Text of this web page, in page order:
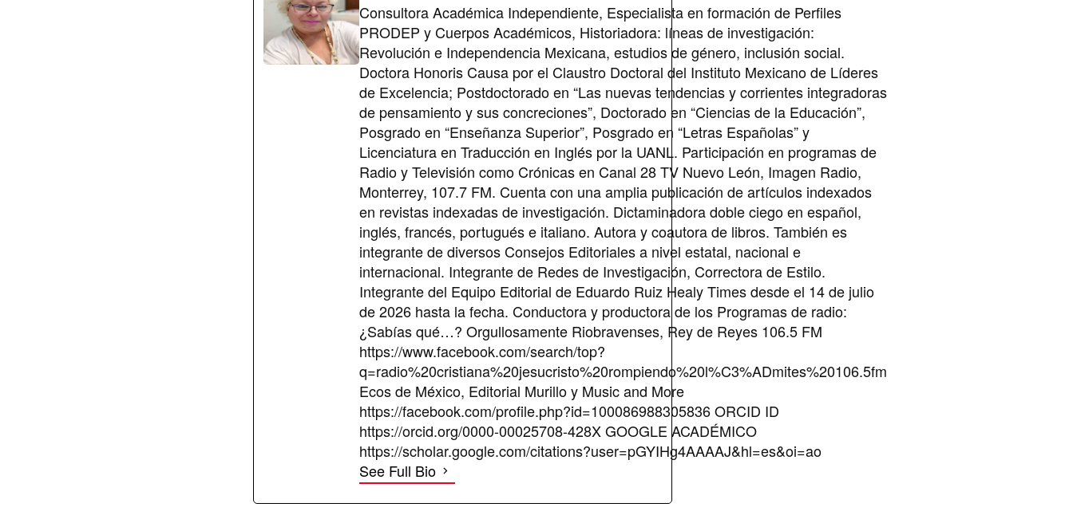
Consultora Académica Independiente, Especialista en formación de Perfiles
PRODEP y Cuerpos Académicos, Historiadora: líneas de investigación:
Revolución e Independencia Mexicana, estudios de género, inclusión social.
Doctora Honoris Causa por el Claustro Doctoral del Instituto Mexicano de Líderes
de Excelencia; Postdoctorado en “Las nuevas tendencias y corrientes integradoras
de pensamiento y sus concreciones”, Doctorado en “Ciencias de la Educación”,
Posgrado en “Enseñanza Superior”, Posgrado en “Letras Españolas” y
Licenciatura en Traducción en Inglés por la UANL. Participación en programas de
Radio y Televisión como Crónicas en Canal 28 TV Nuevo León, Imagen Radio,
Monterrey, 107.7 FM. Cuenta con una amplia publicación de artículos indexados
en revistas indexadas de investigación. Dictaminadora doble ciego en español,
inglés, francés, portugués e italiano. Autora y coautora de libros. También es
integrante de diversos Consejos Editoriales a nivel estatal, nacional e
internacional. Integrante de Redes de Investigación, Correctora de Estilo.
Integrante del Equipo Editorial de Eduardo Ruiz Healy Times desde el 14 de julio
de 2026 hasta la fecha. Conductora y productora de los Programas de radio:
¿Sabías qué…? Orgullosamente Riobravenses, Rey de Reyes 106.5 FM
https://www.facebook.com/search/top?
q=radio%20cristiana%20jesucristo%20rompiendo%20l%C3%ADmites%20106.5fm
Ecos de México, Editorial Murillo y Music and More
https://facebook.com/profile.php?id=100086988305836 ORCID ID
https://orcid.org/0000-00025708-428X GOOGLE ACADÉMICO
https://scholar.google.com/citations?user=pGYIHg4AAAAJ&hl=es&oi=ao
See Full Bio